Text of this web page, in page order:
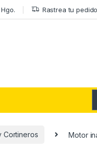
Rastrea tu pedido
Cortineros Motor